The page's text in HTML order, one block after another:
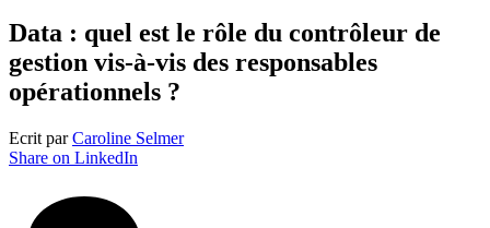
Data : quel est le rôle du contrôleur de
gestion vis-à-vis des responsables
opérationnels ?
Ecrit parCaroline Selmer
Share on LinkedIn